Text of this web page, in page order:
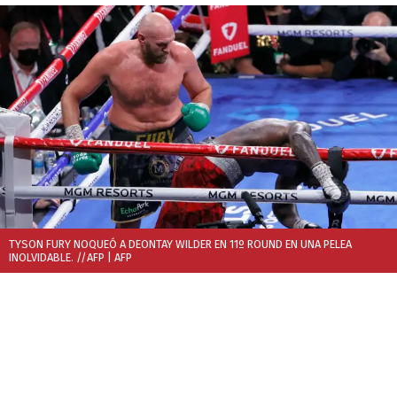
TYSON FURY NOQUEÓ A DEONTAY WILDER EN 11º ROUND EN UNA PELEA
INOLVIDABLE. //AFP | AFP